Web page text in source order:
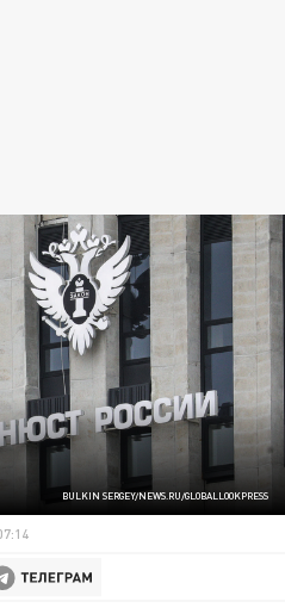
BULKIN SERGEY/NEWS.RU/GLOBALLOOKPRESS